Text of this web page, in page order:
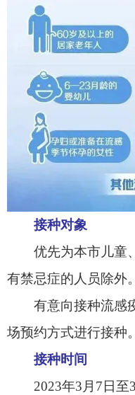
有禁忌症的人员除外。
有意向接种流感疫
接种时间
2023
接种地点：阿图什市
务中心。
流感病毒分为甲、乙
甲型流感病毒和乙型流感
的“甲流”，全名为甲型
流感病毒引起的一种急
节性流行，多于每年的
11-
份高发，其中甲型流感易
传播途径：主要通过
吸道传播，也可通过口腔
接或间接接触感染。接触